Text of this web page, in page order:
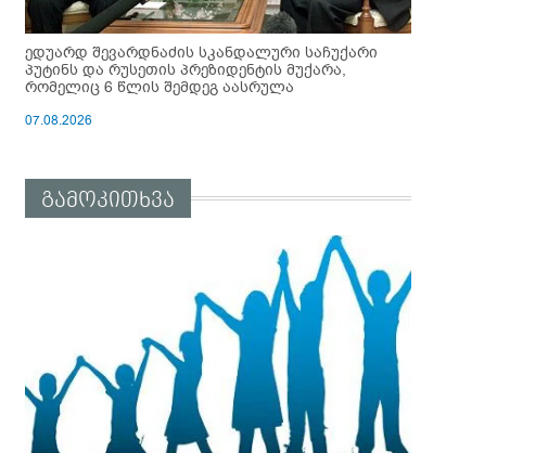
ედუარდ შევარდნაძის სკანდალური საჩუქარი
პუტინს და რუსეთის პრეზიდენტის მუქარა,
რომელიც 6 წლის შემდეგ აასრულა
07.08.2026
გამოკითხვა